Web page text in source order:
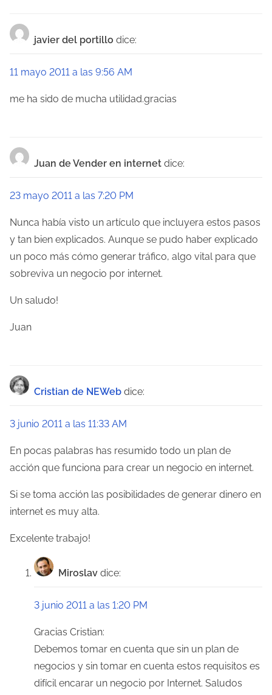
a
a
s
javier del portillo dice:
11 mayo 2011 a las 9:56 AM
me ha sido de mucha utilidad.gracias
Juan de Vender en internet dice:
23 mayo 2011 a las 7:20 PM
Nunca había visto un artículo que incluyera estos pasos
y tan bien explicados. Aunque se pudo haber explicado
un poco más cómo generar tráfico, algo vital para que
sobreviva un negocio por internet.
Un saludo!
Juan
Cristian de NEWeb dice:
3 junio 2011 a las 11:33 AM
En pocas palabras has resumido todo un plan de
acción que funciona para crear un negocio en internet.
Si se toma acción las posibilidades de generar dinero en
internet es muy alta.
Excelente trabajo!
Miroslav dice:
3 junio 2011 a las 1:20 PM
Gracias Cristian:
Debemos tomar en cuenta que sin un plan de
negocios y sin tomar en cuenta estos requisitos es
difícil encarar un negocio por Internet. Saludos